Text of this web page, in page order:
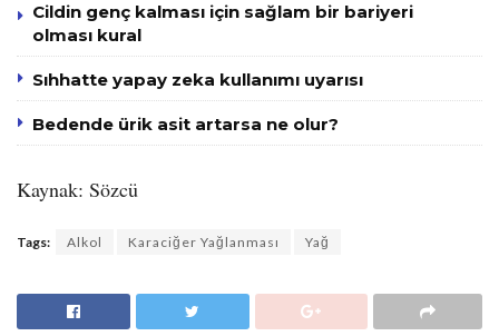
Cildin genç kalması için sağlam bir bariyeri
olması kural
Sıhhatte yapay zeka kullanımı uyarısı
Bedende ürik asit artarsa ne olur?
Kaynak: Sözcü
Tags: Alkol Karaciğer Yağlanması Yağ